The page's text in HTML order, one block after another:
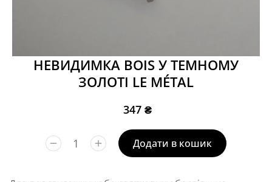
НЕВИДИМКА BOIS У ТЕМНОМУ
ЗОЛОТІ LE MÉTAL
347 ₴
Додати в кошик